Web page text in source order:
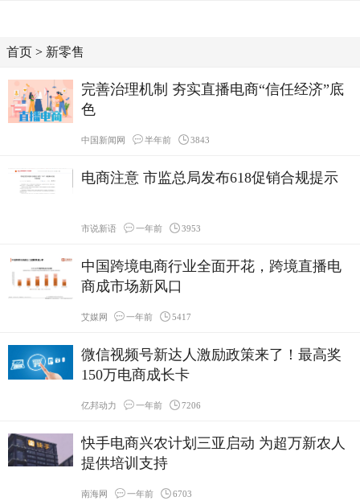
首页 > 新零售
完善治理机制 夯实直播电商“信任经济”底
色
中国新闻网 半年前 3843
电商注意 市监总局发布618促销合规提示
市说新语 一年前 3953
中国跨境电商行业全面开花，跨境直播电
商成市场新风口
艾媒网 一年前 5417
微信视频号新达人激励政策来了！最高奖
150万电商成长卡
亿邦动力 一年前 7206
快手电商兴农计划三亚启动 为超万新农人
提供培训支持
南海网 一年前 6703